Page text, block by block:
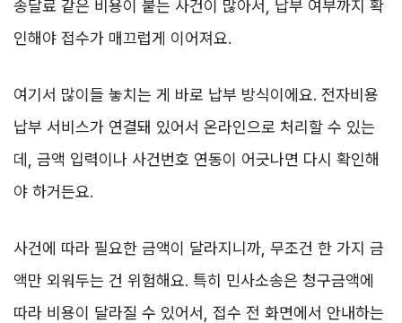
송달료 같은 비용이 붙는 사건이 많아서, 납부 여부까지 확
인해야 접수가 매끄럽게 이어져요.
여기서 많이들 놓치는 게 바로 납부 방식이에요. 전자비용
납부 서비스가 연결돼 있어서 온라인으로 처리할 수 있는
데, 금액 입력이나 사건번호 연동이 어긋나면 다시 확인해
야 하거든요.
사건에 따라 필요한 금액이 달라지니까, 무조건 한 가지 금
액만 외워두는 건 위험해요. 특히 민사소송은 청구금액에
따라 비용이 달라질 수 있어서, 접수 전 화면에서 안내하는